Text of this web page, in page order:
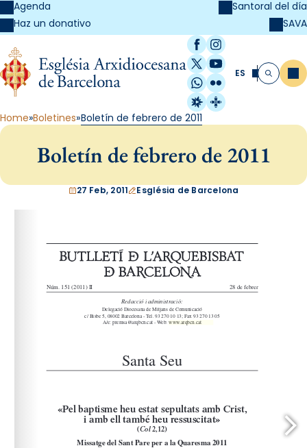
Agenda
Haz un donativo
Santoral del día
SAVA
Facebook
Instagram
X / Twitter
YouTube
WhatsApp
Flickr
Radio Estel
Catalunya
ES Buscar
Home Boletines Boletín de febrero de 2011
Boletín de febrero de 2011
27 Feb, 2011 Església de Barcelona
arqbcn.cat - Web: www.arqbcn.cat